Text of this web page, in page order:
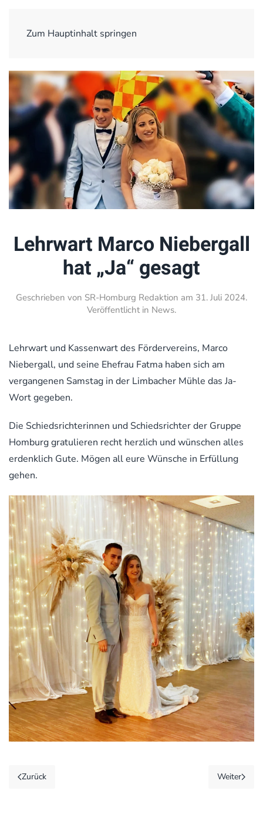
Zum Hauptinhalt springen
Lehrwart Marco Niebergall
hat „Ja“ gesagt
Geschrieben von SR-Homburg Redaktion am 31. Juli 2024.
Veröffentlicht in News.
Lehrwart und Kassenwart des Fördervereins, Marco
Niebergall, und seine Ehefrau Fatma haben sich am
vergangenen Samstag in der Limbacher Mühle das Ja-
Wort gegeben.
Die Schiedsrichterinnen und Schiedsrichter der Gruppe
Homburg gratulieren recht herzlich und wünschen alles
erdenklich Gute. Mögen all eure Wünsche in Erfüllung
gehen.
Zurück Weiter